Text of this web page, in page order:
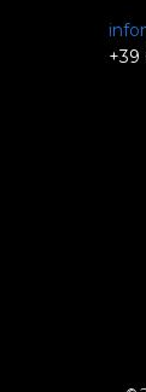
+39